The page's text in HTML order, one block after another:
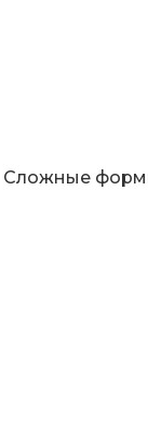
Сложные